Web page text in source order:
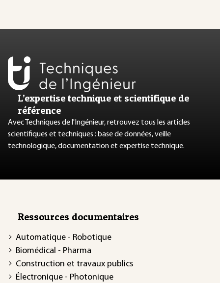
L’expertise technique et scientifique de
référence
Avec Techniques de l'Ingénieur, retrouvez tous les articles
scientifiques et techniques : base de données, veille
technologique, documentation et expertise technique.
Ressources documentaires
Automatique - Robotique
Biomédical - Pharma
Construction et travaux publics
Électronique - Photonique